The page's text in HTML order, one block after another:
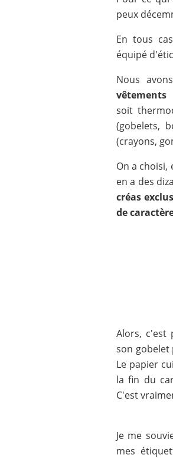
peux
En tous
équipé
Nous
vêtements
soit
(gobelets,
(crayons,
On a choisi,
en a des
créas
de
Alors, c'est
son gobelet
Le papier
la fin du
C'est
Je me
mes